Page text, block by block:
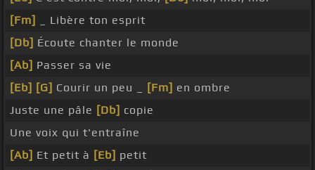
[Fm]
_ Libère ton esprit
[Db] Écoute chanter le monde
[Ab] Passer sa vie
[Eb] [G] Courir un peu _ [Fm] en ombre
Juste une pâle [Db] copie
Une voix qui t'entraîne
[Ab] Et petit à [Eb] petit